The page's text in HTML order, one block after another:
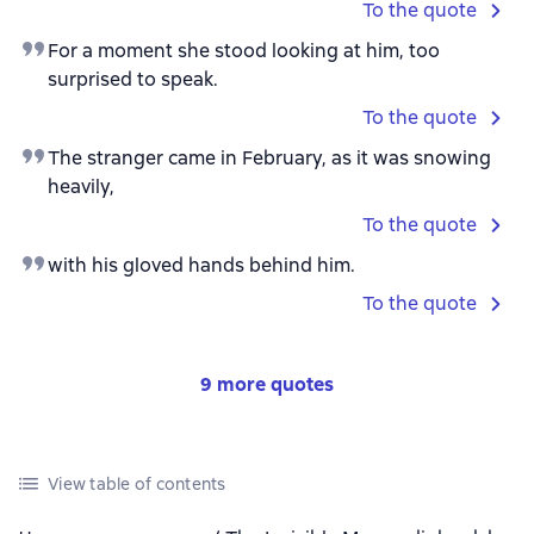
To the quote
For a moment she stood looking at him, too
surprised to speak.
To the quote
The stranger came in February, as it was snowing
heavily,
To the quote
with his gloved hands behind him.
To the quote
9 more quotes
View table of contents